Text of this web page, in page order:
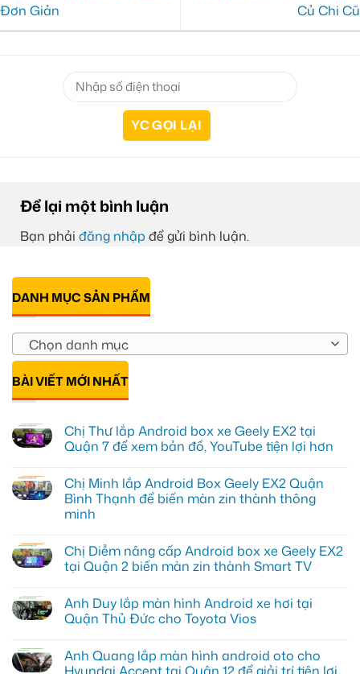
Đơn Giản
Củ Chi Cũ
Để lại một bình luận
Bạn phải đăng nhập để gửi bình luận.
DANH MỤC SẢN PHẨM
Chọn danh mục
BÀI VIẾT MỚI NHẤT
Chị Thư lắp Android box xe Geely EX2 tại
Quận 7 để xem bản đồ, YouTube tiện lợi hơn
bình
luận
ở
Chị
Android
box
xe
Geely
tại
Quận
7
bản
đồ,
YouTube
Chị Minh lắp Android Box Geely EX2 Quận
Bình Thạnh để biến màn zin thành thông
minh
bình
luận
ở
lắp
Android
Box
Quận
Bình
Chị Diễm nâng cấp Android box xe Geely EX2
tại Quận 2 biến màn zin thành Smart TV
bình
luận
ở
nâng
cấp
Anh Duy lắp màn hình Android xe hơi tại
Quận Thủ Đức cho Toyota Vios
bình
luận
Anh Quang lắp màn hình android oto cho